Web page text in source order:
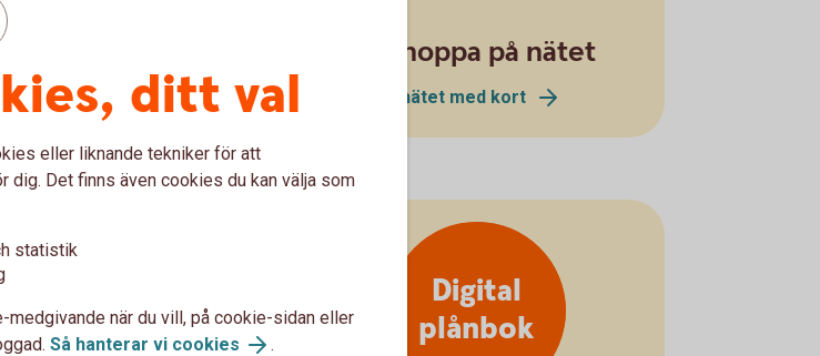
kortets PIN-kod
kort
Börja shoppa på nätet
Handla på nätet med kort
kort
tillfälligt
Digital
plånbok
ditt val
eller liknande tekniker för att
dig. Det finns även cookies du kan välja som
statistik
medgivande när du vill, på cookie-sidan eller
Så hanterar vi cookies .